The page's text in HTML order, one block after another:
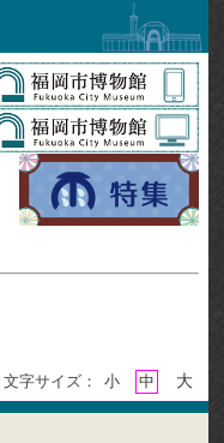
文字サイズ： 小 中 大